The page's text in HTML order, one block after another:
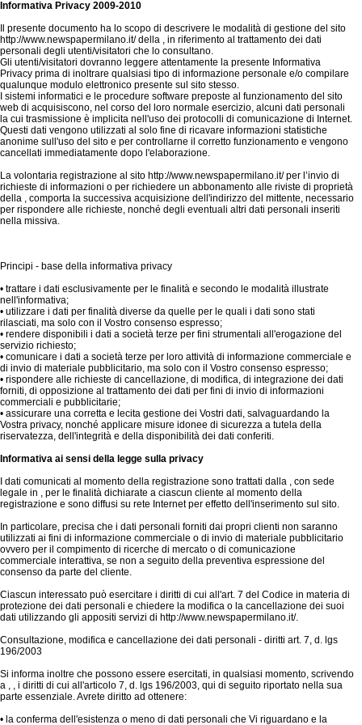
Informativa Privacy 2009-2010
Il presente documento ha lo scopo di descrivere le modalità di gestione del sito
http://www.newspapermilano.it/ della , in riferimento al trattamento dei dati
personali degli utenti/visitatori che lo consultano.
Gli utenti/visitatori dovranno leggere attentamente la presente Informativa
Privacy prima di inoltrare qualsiasi tipo di informazione personale e/o compilare
qualunque modulo elettronico presente sul sito stesso.
I sistemi informatici e le procedure software preposte al funzionamento del sito
web di acquisiscono, nel corso del loro normale esercizio, alcuni dati personali
la cui trasmissione è implicita nell'uso dei protocolli di comunicazione di Internet.
Questi dati vengono utilizzati al solo fine di ricavare informazioni statistiche
anonime sull'uso del sito e per controllarne il corretto funzionamento e vengono
cancellati immediatamente dopo l'elaborazione.
La volontaria registrazione al sito http://www.newspapermilano.it/ per l’invio di
richieste di informazioni o per richiedere un abbonamento alle riviste di proprietà
della , comporta la successiva acquisizione dell'indirizzo del mittente, necessario
per rispondere alle richieste, nonché degli eventuali altri dati personali inseriti
nella missiva.
Principi - base della informativa privacy
• trattare i dati esclusivamente per le finalità e secondo le modalità illustrate
nell'informativa;
• utilizzare i dati per finalità diverse da quelle per le quali i dati sono stati
rilasciati, ma solo con il Vostro consenso espresso;
• rendere disponibili i dati a società terze per fini strumentali all'erogazione del
servizio richiesto;
• comunicare i dati a società terze per loro attività di informazione commerciale e
di invio di materiale pubblicitario, ma solo con il Vostro consenso espresso;
• rispondere alle richieste di cancellazione, di modifica, di integrazione dei dati
forniti, di opposizione al trattamento dei dati per fini di invio di informazioni
commerciali e pubblicitarie;
• assicurare una corretta e lecita gestione dei Vostri dati, salvaguardando la
Vostra privacy, nonché applicare misure idonee di sicurezza a tutela della
riservatezza, dell'integrità e della disponibilità dei dati conferiti.
Informativa ai sensi della legge sulla privacy
I dati comunicati al momento della registrazione sono trattati dalla , con sede
legale in , per le finalità dichiarate a ciascun cliente al momento della
registrazione e sono diffusi su rete Internet per effetto dell'inserimento sul sito.
In particolare, precisa che i dati personali forniti dai propri clienti non saranno
utilizzati ai fini di informazione commerciale o di invio di materiale pubblicitario
ovvero per il compimento di ricerche di mercato o di comunicazione
commerciale interattiva, se non a seguito della preventiva espressione del
consenso da parte del cliente.
Ciascun interessato può esercitare i diritti di cui all'art. 7 del Codice in materia di
protezione dei dati personali e chiedere la modifica o la cancellazione dei suoi
dati utilizzando gli appositi servizi di http://www.newspapermilano.it/.
Consultazione, modifica e cancellazione dei dati personali - diritti art. 7, d. lgs
196/2003
Si informa inoltre che possono essere esercitati, in qualsiasi momento, scrivendo
a , , i diritti di cui all'articolo 7, d. lgs 196/2003, qui di seguito riportato nella sua
parte essenziale. Avrete diritto ad ottenere:
• la conferma dell'esistenza o meno di dati personali che Vi riguardano e la